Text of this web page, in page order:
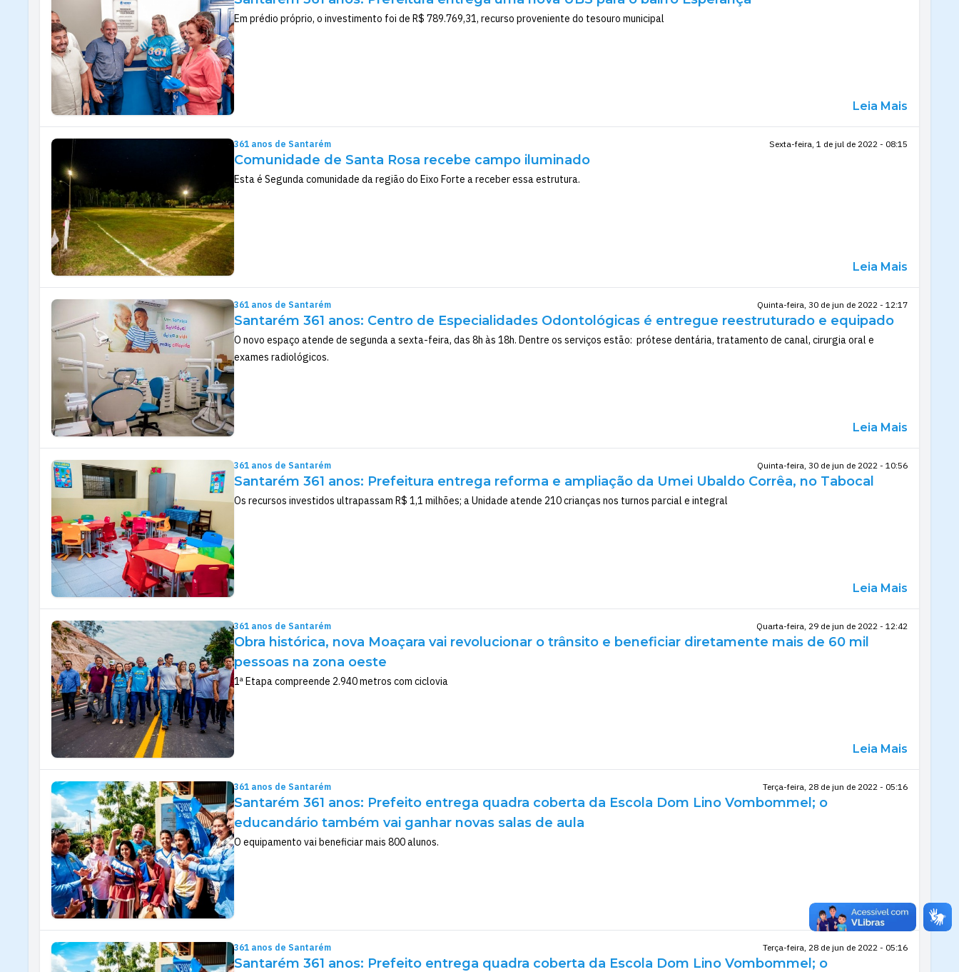
Em prédio próprio, o investimento foi de R$ 789.769,31, recurso proveniente do tesouro municipal
Leia Mais
361 anos de Santarém Sexta-feira, 1 de jul de 2022 - 08:15
Comunidade de Santa Rosa recebe campo iluminado
Esta é Segunda comunidade da região do Eixo Forte a receber essa estrutura.
Leia Mais
361 anos de Santarém Quinta-feira, 30 de jun de 2022 - 12:17
Santarém 361 anos: Centro de Especialidades Odontológicas é entregue reestruturado e equipado
O novo espaço atende de segunda a sexta-feira, das 8h às 18h. Dentre os serviços estão: prótese dentária, tratamento de canal, cirurgia oral e
exames radiológicos.
Leia Mais
361 anos de Santarém Quinta-feira, 30 de jun de 2022 - 10:56
Santarém 361 anos: Prefeitura entrega reforma e ampliação da Umei Ubaldo Corrêa, no Tabocal
Os recursos investidos ultrapassam R$ 1,1 milhões; a Unidade atende 210 crianças nos turnos parcial e integral
Leia Mais
361 anos de Santarém Quarta-feira, 29 de jun de 2022 - 12:42
Obra histórica, nova Moaçara vai revolucionar o trânsito e beneficiar diretamente mais de 60 mil
pessoas na zona oeste
1ª Etapa compreende 2.940 metros com ciclovia
Leia Mais
361 anos de Santarém Terça-feira, 28 de jun de 2022 - 05:16
Santarém 361 anos: Prefeito entrega quadra coberta da Escola Dom Lino Vombommel; o
educandário também vai ganhar novas salas de aula
O equipamento vai beneficiar mais 800 alunos.
Leia Mais
361 anos de Santarém Terça-feira, 28 de jun de 2022 - 05:16
Santarém 361 anos: Prefeito entrega quadra coberta da Escola Dom Lino Vombommel; o